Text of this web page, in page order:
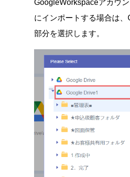
GoogleWorkspaceアカウ
にインポートする場合は
部分を選択します。